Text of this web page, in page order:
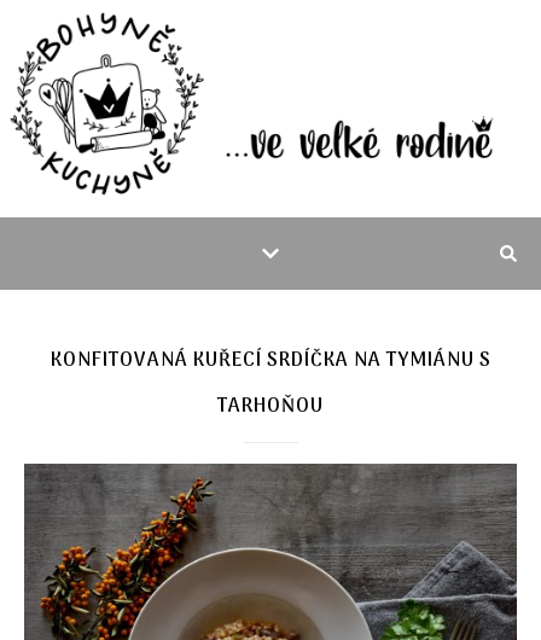
KONFITOVANÁ KUŘECÍ SRDÍČKA NA TYMIÁNU S
TARHOŇOU